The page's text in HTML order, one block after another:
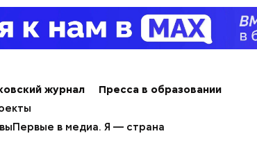
журнал
Пресса в образовании
Первые в медиа. Я — страна